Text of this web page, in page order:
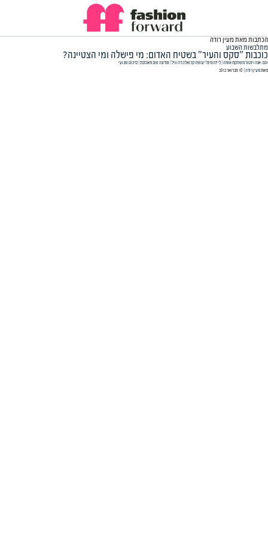
הכתבות מאת מעין רודה
מתלבשות השבוע
כוכבות "סקס והעיר" בשטיח האדום: מי פישלה ומי הצטיינה?
וגם: אנה וינטור משחקת אותה | לייזה מינלי עושה קרואלה דה וויל | ומדונה שוב מאכזבת | סיכום שבועי
מאתמעין רודה